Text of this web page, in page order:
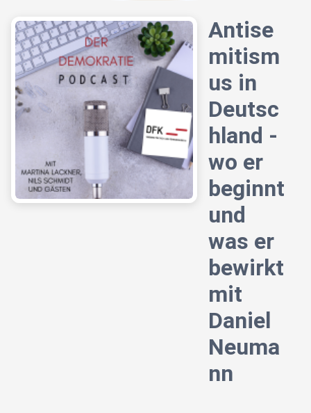
Antise
mitism
us in
Deutsc
hland -
wo er
beginnt
und
was er
bewirkt
mit
Daniel
Neuma
nn